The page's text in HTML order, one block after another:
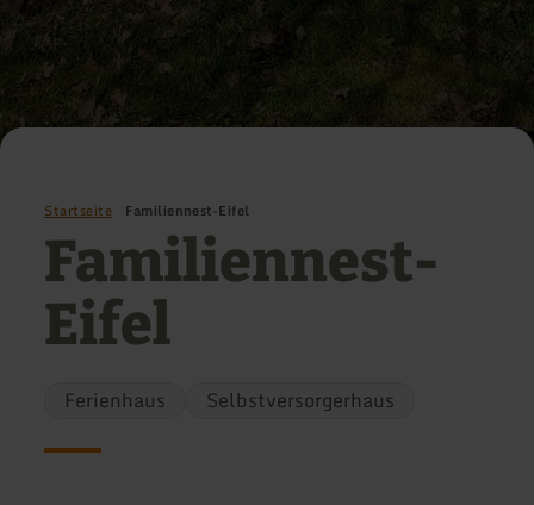
Startseite Familiennest-Eifel
Familiennest-
Eifel
Ferienhaus Selbstversorgerhaus